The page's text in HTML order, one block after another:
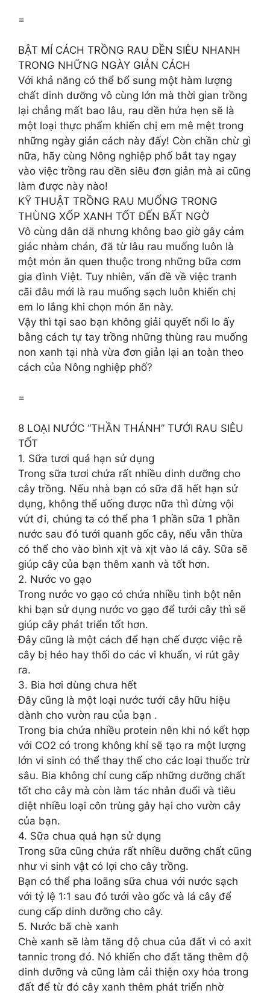
=
BẬT MÍ CÁCH TRỒNG RAU DỀN SIÊU NHANH
TRONG NHỮNG NGÀY GIẢN CÁCH
Với khả năng có thể bổ sung một hàm lượng
chất dinh dưỡng vô cùng lớn mà thời gian trồng
lại chẳng mất bao lâu, rau dền hứa hẹn sẽ là
một loại thực phẩm khiến chị em mê mệt trong
những ngày giản cách này đấy! Còn chần chừ gì
nữa, hãy cùng Nông nghiệp phố bắt tay ngay
vào việc trồng rau dền siêu đơn giản mà ai cũng
làm được này nào!
KỸ THUẬT TRỒNG RAU MUỐNG TRONG
THÙNG XỐP XANH TỐT ĐẾN BẤT NGỜ
Vô cùng dân dã nhưng không bao giờ gây cảm
giác nhàm chán, đã từ lâu rau muống luôn là
một món ăn quen thuộc trong những bữa cơm
gia đình Việt. Tuy nhiên, vấn đề về việc tranh
cãi đâu mới là rau muống sạch luôn khiến chị
em lo lắng khi chọn món ăn này.
Vậy thì tại sao bạn không giải quyết nổi lo ấy
bằng cách tự tay trồng những thùng rau muống
non xanh tại nhà vừa đơn giản lại an toàn theo
cách của Nông nghiệp phố?
=
8 LOẠI NƯỚC “THẦN THÁNH” TƯỚI RAU SIÊU
TỐT
1. Sữa tươi quá hạn sử dụng
Trong sữa tươi chứa rất nhiều dinh dưỡng cho
cây trồng. Nếu nhà bạn có sữa đã hết hạn sử
dụng, không thể uống được nữa thì đừng vội
vứt đi, chúng ta có thể pha 1 phần sữa 1 phần
nước sau đó tưới quanh gốc cây, nếu vẫn thừa
có thể cho vào bình xịt và xịt vào lá cây. Sữa sẽ
giúp cây của bạn thêm xanh và tốt hơn.
2. Nước vo gạo
Trong nước vo gạo có chứa nhiều tinh bột nên
khi bạn sử dụng nước vo gạo để tưới cây thì sẽ
giúp cây phát triển tốt hơn.
Đây cũng là một cách để hạn chế được việc rễ
cây bị héo hay thối do các vi khuẩn, vi rút gây
ra.
3. Bia hơi dùng chưa hết
Đây cũng là một loại nước tưới cây hữu hiệu
dành cho vườn rau của bạn .
Trong bia chứa nhiều protein nên khi nó kết hợp
với CO2 có trong không khí sẽ tạo ra một lượng
lớn vi sinh có thể thay thế cho các loại thuốc trừ
sâu. Bia không chỉ cung cấp những dưỡng chất
tốt cho cây mà còn làm tác nhân đuổi và tiêu
diệt nhiều loại côn trùng gây hại cho vườn cây
của bạn.
4. Sữa chua quá hạn sử dụng
Trong sữa cũng chứa rất nhiều dưỡng chất cũng
như vi sinh vật có lợi cho cây trồng.
Bạn có thể pha loãng sữa chua với nước sạch
với tỷ lệ 1:1 sau đó tưới vào gốc và lá cây để
cung cấp dinh dưỡng cho cây.
5. Nước bã chè xanh
Chè xanh sẽ làm tăng độ chua của đất vì có axit
tannic trong đó. Nó khiến cho đất tăng thêm độ
dinh dưỡng và cũng làm cải thiện oxy hóa trong
đất để từ đó cây xanh thêm phát triển nhờ